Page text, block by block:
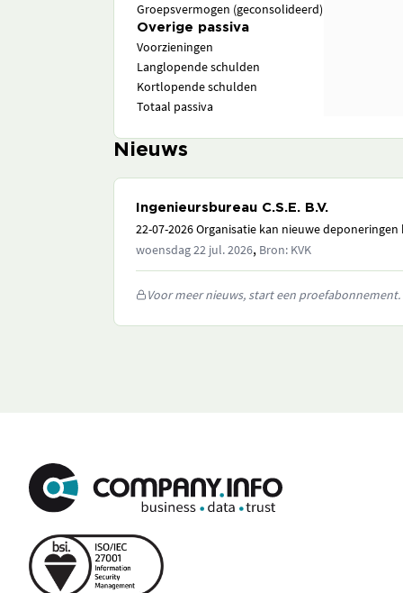
Groepsvermogen (geconsolideerd)
Overige passiva
Voorzieningen
Langlopende schulden
Kortlopende schulden
Totaal passiva
Nieuws
Ingenieursbureau C.S.E. B.V.
22-07-2026 Organisatie kan nieuwe
woensdag 22 jul. 2026, Bron: KVK
Voor meer nieuws, start een proefabonnement.